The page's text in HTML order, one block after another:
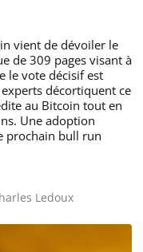
vient de dévoiler le
de 309 pages visant à
le vote décisif est
décortiquent ce
au Bitcoin tout en
Une adoption
prochain bull run
Ledoux